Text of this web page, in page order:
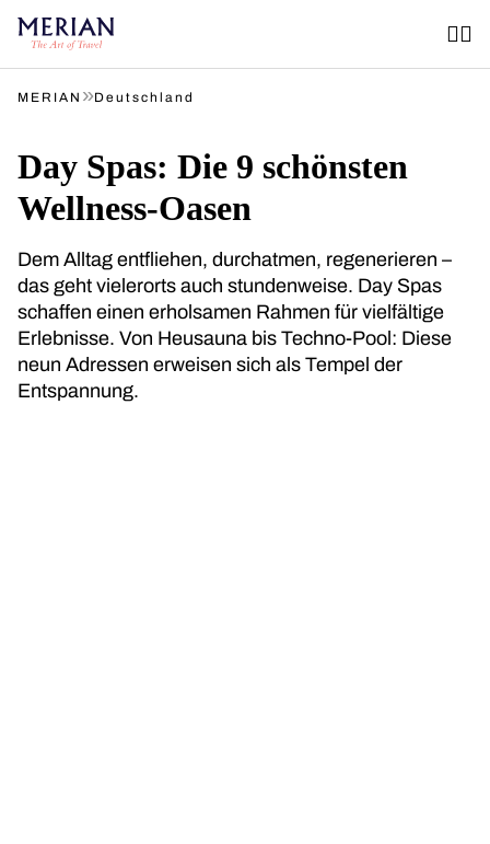
MERIAN »Deutschland
Day Spas: Die 9 schönsten
Wellness-Oasen
Dem Alltag entfliehen, durchatmen, regenerieren –
das geht vielerorts auch stundenweise. Day Spas
schaffen einen erholsamen Rahmen für vielfältige
Erlebnisse. Von Heusauna bis Techno-Pool: Diese
neun Adressen erweisen sich als Tempel der
Entspannung.